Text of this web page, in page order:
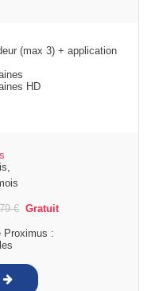
(max 3) + application
HD
79€ Gratuit
Proximus :